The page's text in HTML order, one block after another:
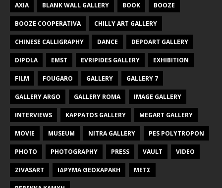
AXIA BLANK WALL GALLERY BOOK BOOZE
BOOZE COOPERATIVA CHILLY ART GALLERY
CHINESE CALLIGRAPHY DANCE DEPOART GALLERY
DIPOLA EMST EVRIPIDES GALLERY EXHIBITION
FILM FOUGARO GALLERY GALLERY 7
GALLERY ARGO GALLERY ROMA IMAGE GALLERY
INTERVIEWS KAPPATOS GALLERY MEGART GALLERY
MOVIE MUSEUM NITRA GALLERY PES POLYTROPON
PHOTO PHOTOGRAPHY PRESS VAULT VIDEO
ZIVASART ΙΔΡΥΜΑ ΘΕΟΧΑΡΑΚΗ ΜΕΤΣ